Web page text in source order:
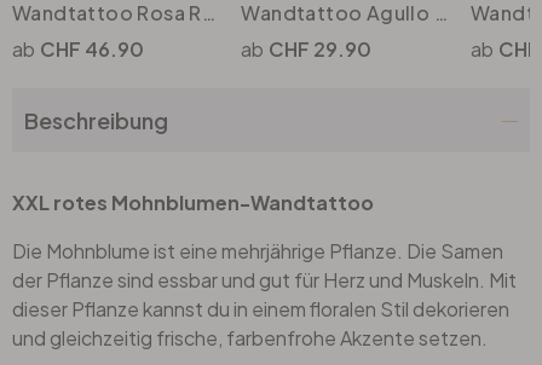
Wandtattoo Rosa Rose XXL
CHF 46.90
Wandtattoo Agullo - Ballerina & Blumenstrauss
CHF 29.90
Beschreibung
XXL rotes Mohnblumen-Wandtattoo
Die Mohnblume ist eine mehrjährige Pflanze. Die Samen
der Pflanze sind essbar und gut für Herz und Muskeln. Mit
dieser Pflanze kannst du in einem floralen Stil dekorieren
und gleichzeitig frische, farbenfrohe Akzente setzen.